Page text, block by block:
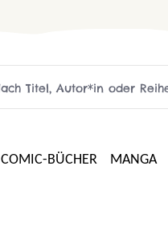
COMIC-BÜCHER MANGA